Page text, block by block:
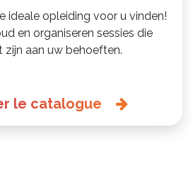
ideale opleiding voor u vinden!
en organiseren sessies die
zijn aan uw behoeften.
le catalogue